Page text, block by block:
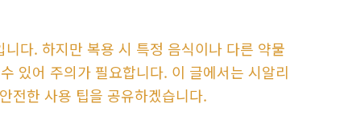
다. 하지만 복용 시 특정 음식이나 다른 약물
있어 주의가 필요합니다. 이 글에서는 시알리
전한 사용 팁을 공유하겠습니다.